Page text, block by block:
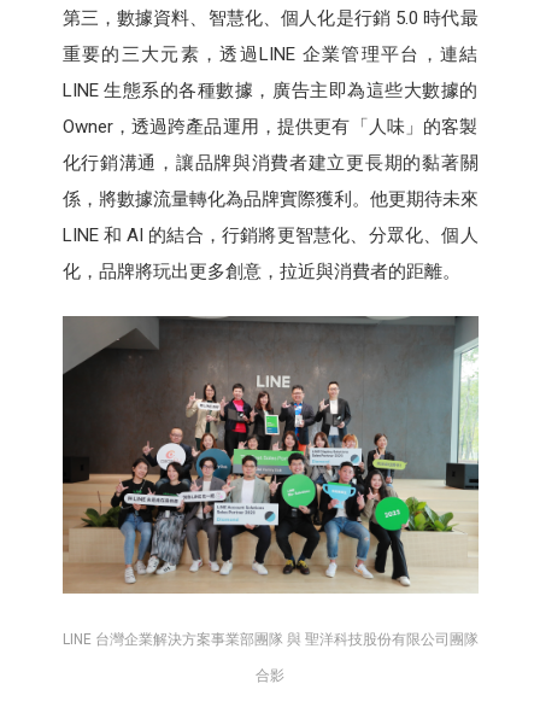
第三，數據資料、智慧化、個人化是行銷 5.0 時代最
重要的三大元素，透過LINE 企業管理平台，連結
LINE 生態系的各種數據，廣告主即為這些大數據的
Owner，透過跨產品運用，提供更有「人味」的客製
化行銷溝通，讓品牌與消費者建立更長期的黏著關
係，將數據流量轉化為品牌實際獲利。他更期待未來
LINE 和 AI 的結合，行銷將更智慧化、分眾化、個人
化，品牌將玩出更多創意，拉近與消費者的距離。
LINE 台灣企業解決方案事業部團隊 與 聖洋科技股份有限公司團隊
合影